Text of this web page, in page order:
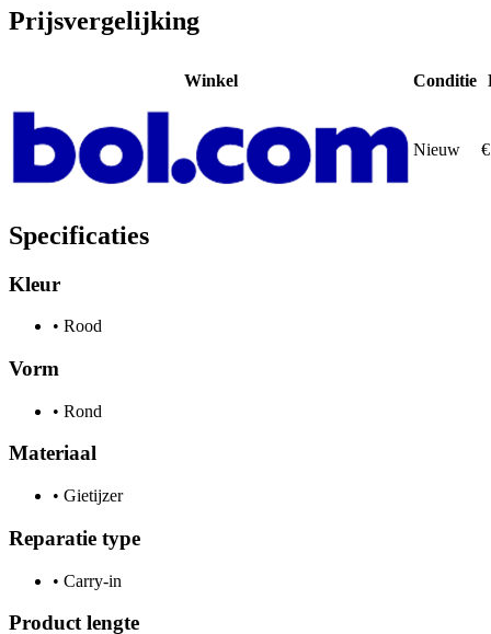
Prijsvergelijking
Winkel Conditie
Nieuw
Specificaties
Kleur
• Rood
Vorm
• Rond
Materiaal
• Gietijzer
Reparatie type
• Carry-in
Product lengte